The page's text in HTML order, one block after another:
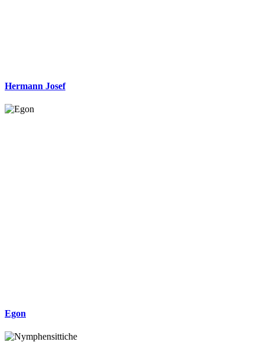
Hermann Josef
Egon